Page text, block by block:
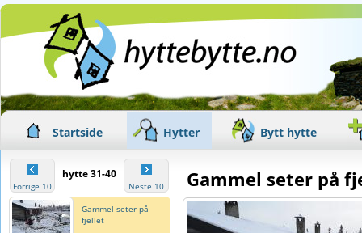
Startside Hytter Bytt hytte
Forrige 10
hytte 31-40
Neste 10
Gammel seter på
fjellet
Gammel seter på